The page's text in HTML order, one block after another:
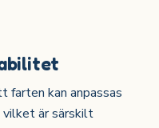
farten kan anpassas
vilket är särskilt